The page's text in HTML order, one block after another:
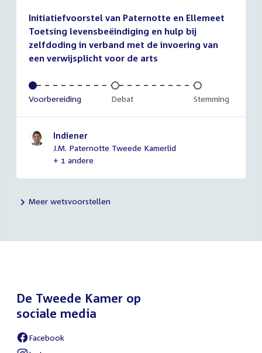
Initiatiefvoorstel van Paternotte en Ellemeet
Toetsing levensbeëindiging en hulp bij
zelfdoding in verband met de invoering van
een verwijsplicht voor de arts
Voltooid:
Voorbereiding Onvoltooid:
Debat Onvoltooid:
Stemming
Indiener
J.M. Paternotte Tweede Kamerlid
+ 1 andere
Meer wetsvoorstellen
De Tweede Kamer op
sociale media
External
Facebook